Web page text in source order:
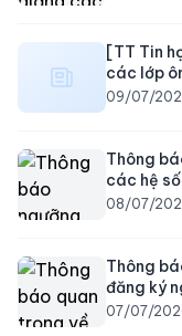
[TT Tin
các lớp
ngày 15/
09/07/
Thông
các hệ
quy đổi
08/07/
Thông
đăng ký nguyện
quy năm
07/07/